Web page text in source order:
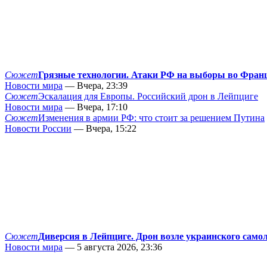
СюжетГрязные технологии. Атаки РФ на выборы во
Новости мира — Вчера, 23:39
СюжетЭскалация для Европы. Российский дрон в Лейпциге
Новости мира — Вчера, 17:10
СюжетИзменения в армии РФ: что стоит за решением Путина
Новости России — Вчера, 15:22
СюжетДиверсия в Лейпциге. Дрон возле украинского
Новости мира — 5 августа 2026, 23:36